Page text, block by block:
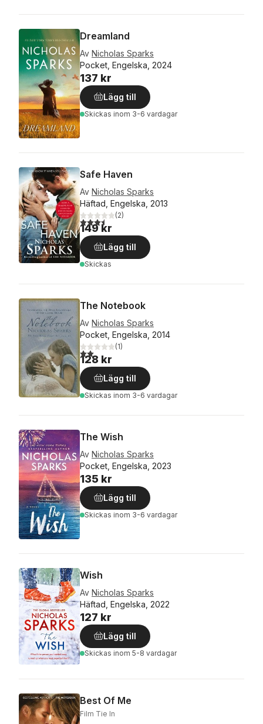
Dreamland
Av Nicholas Sparks
Pocket, Engelska, 2024
137 kr
Lägg till
Skickas inom 3-6 vardagar
Safe Haven
Av Nicholas Sparks
Häftad, Engelska, 2013
3,5utav 5 stjärnor. Totalt antal röster:
(2)
149 kr
Lägg till
Skickas
The Notebook
Av Nicholas Sparks
Pocket, Engelska, 2014
2,0utav 5 stjärnor. Totalt antal röster:
(1)
128 kr
Lägg till
Skickas inom 3-6 vardagar
The Wish
Av Nicholas Sparks
Pocket, Engelska, 2023
135 kr
Lägg till
Skickas inom 3-6 vardagar
Wish
Av Nicholas Sparks
Häftad, Engelska, 2022
127 kr
Lägg till
Skickas inom 5-8 vardagar
Best Of Me
Film Tie In